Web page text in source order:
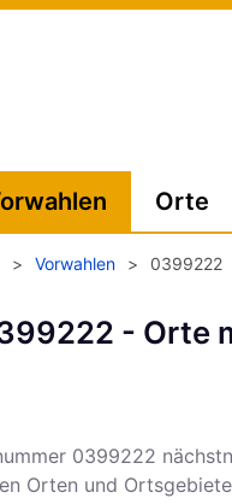
Orte
> Vorwahlen > 0399222
- Orte
0399222
Orten und